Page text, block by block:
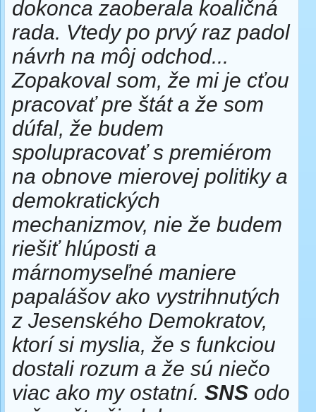
dokonca zaoberala koaličná
rada. Vtedy po prvý raz padol
návrh na môj odchod...
Zopakoval som, že mi je cťou
pracovať pre štát a že som
dúfal, že budem
spolupracovať s premiérom
na obnove mierovej politiky a
demokratických
mechanizmov, nie že budem
riešiť hlúposti a
márnomyseľné maniere
papalášov ako vystrihnutých
z Jesenského Demokratov,
ktorí si myslia, že s funkciou
dostali rozum a že sú niečo
viac ako my ostatní. SNS odo